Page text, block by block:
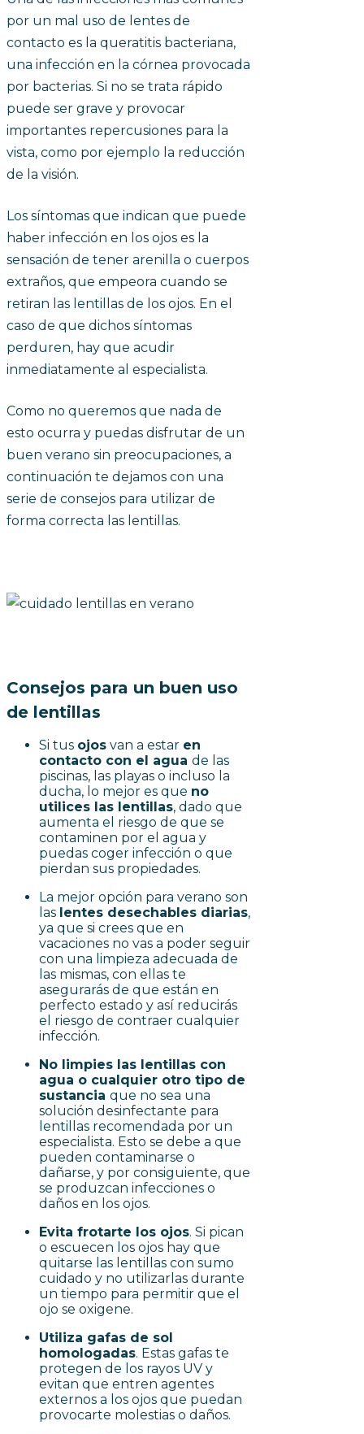
por un mal uso de lentes de
contacto es la queratitis bacteriana,
una infección en la córnea provocada
por bacterias. Si no se trata rápido
puede ser grave y provocar
importantes repercusiones para la
vista, como por ejemplo la reducción
de la visión.
Los síntomas que indican que puede
haber infección en los ojos es la
sensación de tener arenilla o cuerpos
extraños, que empeora cuando se
retiran las lentillas de los ojos. En el
caso de que dichos síntomas
perduren, hay que acudir
inmediatamente al especialista.
Como no queremos que nada de
esto ocurra y puedas disfrutar de un
buen verano sin preocupaciones, a
continuación te dejamos con una
serie de consejos para utilizar de
forma correcta las lentillas.
Consejos para un buen uso
de lentillas
Si tus ojos van a estar en
contacto con el agua de las
piscinas, las playas o incluso la
ducha, lo mejor es que no
utilices las lentillas, dado que
aumenta el riesgo de que se
contaminen por el agua y
puedas coger infección o que
pierdan sus propiedades.
La mejor opción para verano son
las lentes desechables diarias,
ya que si crees que en
vacaciones no vas a poder seguir
con una limpieza adecuada de
las mismas, con ellas te
asegurarás de que están en
perfecto estado y así reducirás
el riesgo de contraer cualquier
infección.
No limpies las lentillas con
agua o cualquier otro tipo de
sustancia que no sea una
solución desinfectante para
lentillas recomendada por un
especialista. Esto se debe a que
pueden contaminarse o
dañarse, y por consiguiente, que
se produzcan infecciones o
daños en los ojos.
Evita frotarte los ojos. Si pican
o escuecen los ojos hay que
quitarse las lentillas con sumo
cuidado y no utilizarlas durante
un tiempo para permitir que el
ojo se oxigene.
Utiliza gafas de sol
homologadas. Estas gafas te
protegen de los rayos UV y
evitan que entren agentes
externos a los ojos que puedan
provocarte molestias o daños.